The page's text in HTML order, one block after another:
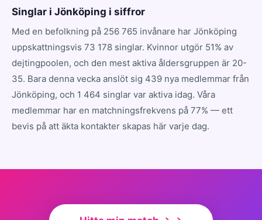
Singlar i Jönköping i siffror
Med en befolkning på 256 765 invånare har Jönköping
uppskattningsvis 73 178 singlar. Kvinnor utgör 51% av
dejtingpoolen, och den mest aktiva åldersgruppen är 20-
35. Bara denna vecka anslöt sig 439 nya medlemmar från
Jönköping, och 1 464 singlar var aktiva idag. Våra
medlemmar har en matchningsfrekvens på 77% — ett
bevis på att äkta kontakter skapas här varje dag.